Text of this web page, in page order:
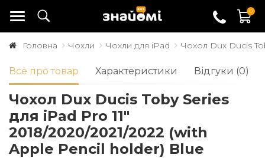
0
Головна Чохли Чохли для iPad Чохол Dux Ducis
Все про товар Характеристики Відгуки (0)
Чохол Dux Ducis Toby Series
для iPad Pro 11"
2018/2020/2021/2022 (with
Apple Pencil holder) Blue